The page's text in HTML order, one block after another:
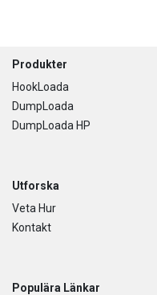
Footer
Produkter
HookLoada
DumpLoada
DumpLoada HP
Utforska
Veta Hur
Kontakt
Populära Länkar